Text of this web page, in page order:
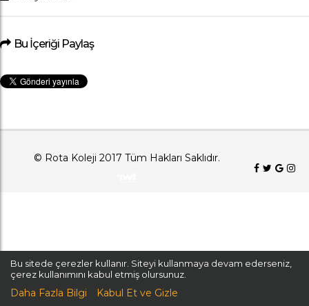
Bu İçeriği Paylaş
© Rota Koleji 2017 Tüm Hakları Saklıdır.
Bu sitede çerezler kullanır. Siteyi kullanmaya devam ederseniz,
çerez kullanımını kabul etmiş olursunuz.
Daha Fazla Bilgi Kabul Et ve Gizle